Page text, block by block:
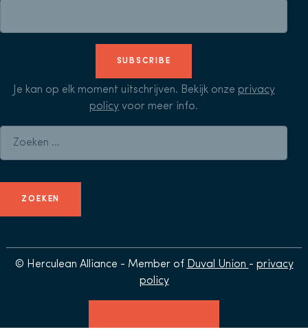
SUBSCRIBE
Je kan op elk moment uitschrijven. Bekijk onze privacy
policy voor meer info.
© Herculean Alliance - Member of Duval Union - privacy
policy